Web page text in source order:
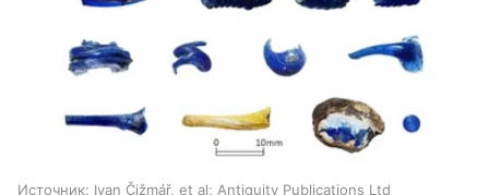
Источник: Ivan Čižmář, et al; Antiquity Publications Ltd